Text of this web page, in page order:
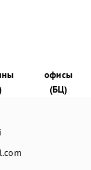
офисы
(БЦ)